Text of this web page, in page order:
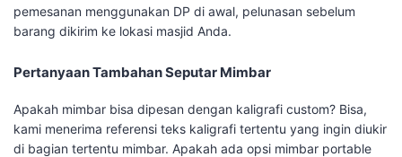
pemesanan menggunakan DP di awal, pelunasan sebelum
barang dikirim ke lokasi masjid Anda.
Pertanyaan Tambahan Seputar Mimbar
Apakah mimbar bisa dipesan dengan kaligrafi custom? Bisa,
kami menerima referensi teks kaligrafi tertentu yang ingin diukir
di bagian tertentu mimbar. Apakah ada opsi mimbar portable